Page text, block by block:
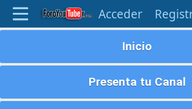
Acceder
Inicio
Presenta tu Canal